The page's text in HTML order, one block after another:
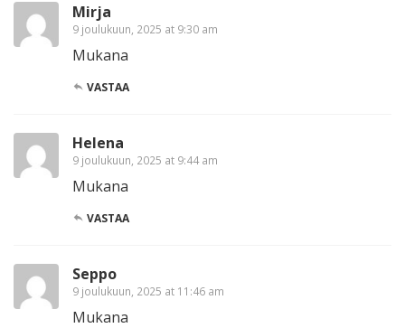
Mirja
9 joulukuun, 2025 at 9:30 am
Mukana
VASTAA
Helena
9 joulukuun, 2025 at 9:44 am
Mukana
VASTAA
Seppo
9 joulukuun, 2025 at 11:46 am
Mukana